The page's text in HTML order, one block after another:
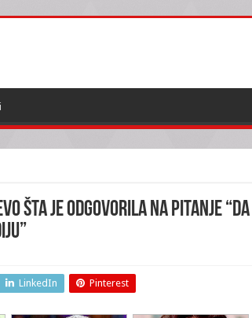
Evo šta je odgovorila na pitanje “Da
LinkedIn Pinterest